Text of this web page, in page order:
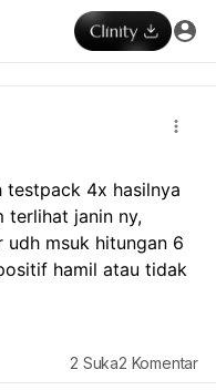
testpack 4x hasilnya
terlihat janin ny,
msuk hitungan 6
hamil atau tidak
2 Suka2 Komentar